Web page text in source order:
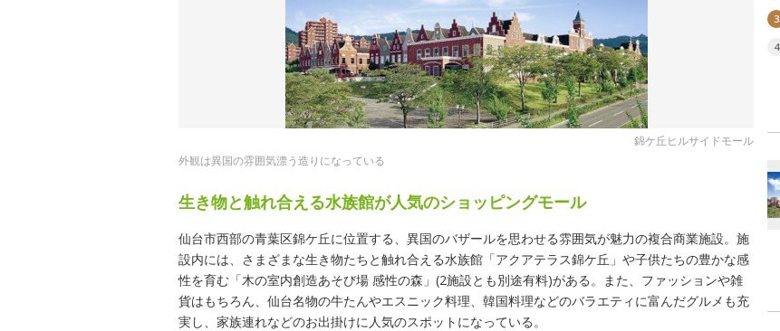
錦ケ丘ヒルサイドモール
外観は異国の雰囲気漂う造りになっている
生き物と触れ合える水族館が人気のショッピングモール
仙台市西部の青葉区錦ケ丘に位置する、異国のバザールを思わせる雰囲気が魅力の複合商業施設。施
設内には、さまざまな生き物たちと触れ合える水族館「アクアテラス錦ケ丘」や子供たちの豊かな感
性を育む「木の室内創造あそび場 感性の森」(2施設とも別途有料)がある。また、ファッションや雑
貨はもちろん、仙台名物の牛たんやエスニック料理、韓国料理などのバラエティに富んだグルメも充
実し、家族連れなどのお出掛けに人気のスポットになっている。
3
4